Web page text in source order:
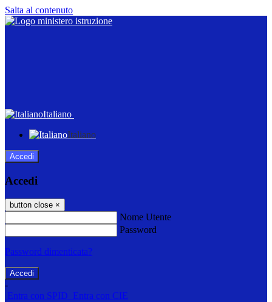
Salta al contenuto
Italiano
Italiano
Accedi
Accedi
button close ×
Nome Utente
Password
Password dimenticata?
-
Entra con SPID Entra con CIE